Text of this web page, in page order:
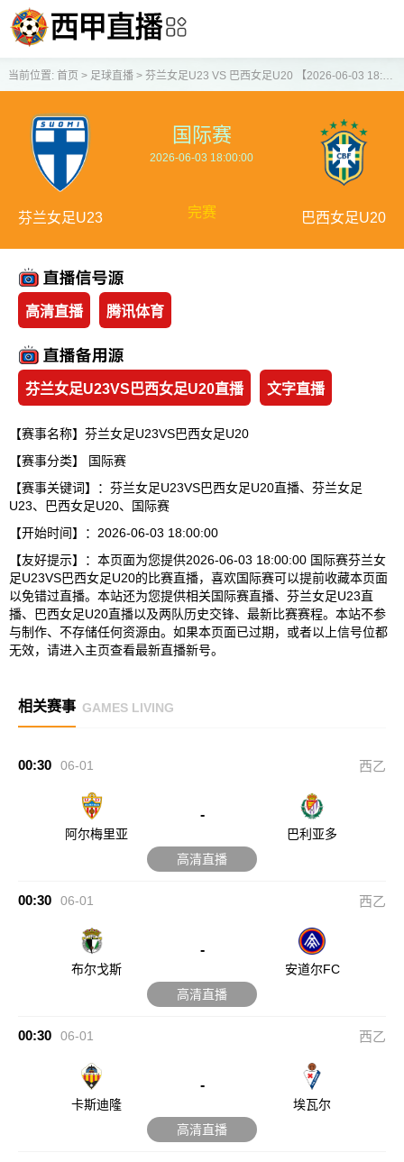
当前位置: 首页 > 足球直播> 芬兰女足U23 VS 巴西女足U20 【2026-06-03 18:00:00】
芬兰女足U23
国际赛
2026-06-03 18:00:00
完赛 巴西女足U20
高清直播 腾讯体育
芬兰女足U23VS巴西女足U20直播 文字直播
【赛事名称】芬兰女足U23VS巴西女足U20
【赛事分类】
国际赛
【赛事关键词】：芬兰女足U23VS巴西女足U20直播、芬兰女足
U23、巴西女足U20、国际赛
【开始时间】：2026-06-03 18:00:00
【友好提示】：本页面为您提供2026-06-03 18:00:00 国际赛芬兰女
足U23VS巴西女足U20的比赛直播，喜欢国际赛可以提前收藏本页面
以免错过直播。本站还为您提供相关国际赛直播、芬兰女足U23直
播、巴西女足U20直播以及两队历史交锋、最新比赛赛程。本站不参
与制作、不存储任何资源由。如果本页面已过期，或者以上信号位都
无效，请进入主页查看最新直播新号。
相关赛事 GAMES LIVING
00:30 06-01 西乙
阿尔梅里亚
-
巴利亚多
高清直播
00:30 06-01 西乙
布尔戈斯
-
安道尔FC
高清直播
00:30 06-01 西乙
卡斯迪隆
-
埃瓦尔
高清直播